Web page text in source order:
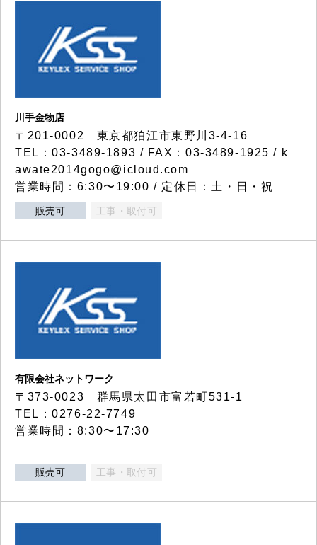
川手金物店
〒201-0002 東京都狛江市東野川3-4-16
TEL：03-3489-1893 / FAX：03-3489-1925 / k
awate2014gogo@icloud.com
営業時間：6:30〜19:00 / 定休日：土・日・祝
販売可 工事・取付可
有限会社ネットワーク
〒373-0023 群馬県太田市富若町531-1
TEL：0276-22-7749
営業時間：8:30〜17:30
販売可 工事・取付可